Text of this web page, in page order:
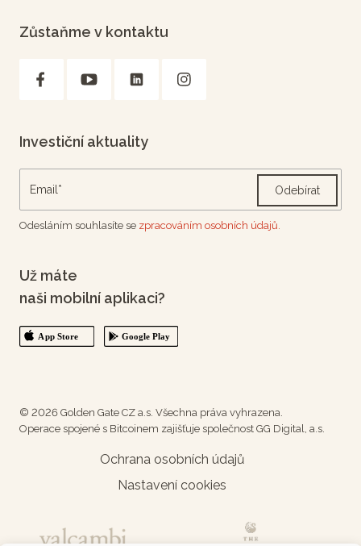
Zůstaňme v kontaktu
Investiční aktuality
Odebírat
Odesláním souhlasíte se zpracováním osobních údajů.
Už máte
naši mobilní aplikaci?
© 2026 Golden Gate CZ a.s. Všechna práva vyhrazena.
Operace spojené s Bitcoinem zajišťuje společnost GG Digital, a.s.
Ochrana osobních údajů
Nastavení cookies